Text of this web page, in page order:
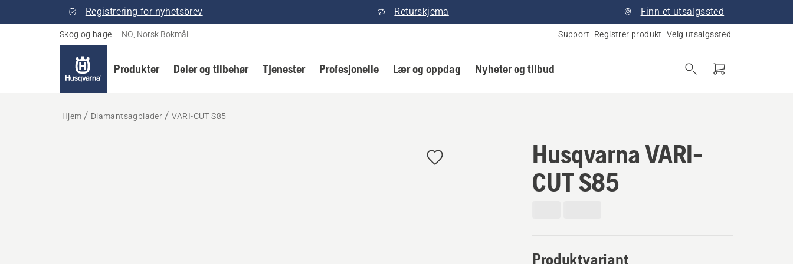
Registrering for nyhetsbrev Returskjema Finn et utsalgssted
Skog og hage – NO, Norsk Bokmål Support Registrer produkt Velg utsalgssted
Produkter Deler og tilbehør Tjenester Profesjonelle Lær og oppdag Nyheter og tilbud
Hjem Diamantsagblader VARI-CUT S85
Husqvarna VARI-
CUT S85
Produktvariant